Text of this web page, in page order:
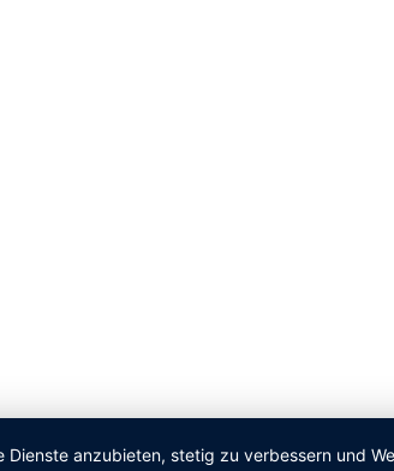
anzubieten, stetig zu verbessern und